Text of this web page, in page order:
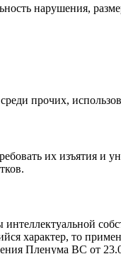
нарушения,
прочих,
их изъятия и
характер, то
Пленума ВС от